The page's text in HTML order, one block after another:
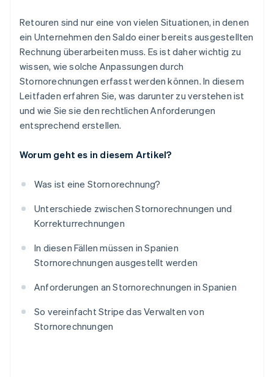
Retouren sind nur eine von vielen Situationen, in denen
ein Unternehmen den Saldo einer bereits ausgestellten
Rechnung überarbeiten muss. Es ist daher wichtig zu
wissen, wie solche Anpassungen durch
Stornorechnungen erfasst werden können. In diesem
Leitfaden erfahren Sie, was darunter zu verstehen ist
und wie Sie sie den rechtlichen Anforderungen
entsprechend erstellen.
Worum geht es in diesem Artikel?
Was ist eine Stornorechnung?
Unterschiede zwischen Stornorechnungen und
Korrekturrechnungen
In diesen Fällen müssen in Spanien
Stornorechnungen ausgestellt werden
Anforderungen an Stornorechnungen in Spanien
So vereinfacht Stripe das Verwalten von
Stornorechnungen